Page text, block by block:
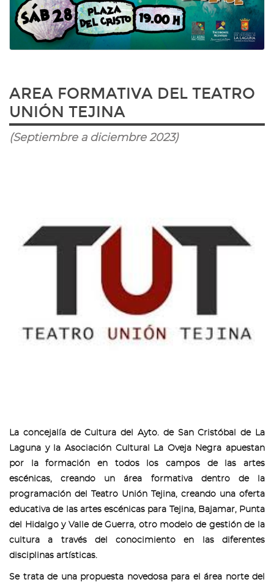
AREA FORMATIVA DEL TEATRO
UNIÓN TEJINA
(Septiembre a diciembre 2023)
La concejalía de Cultura del Ayto. de San Cristóbal de La
Laguna y la Asociación Cultural La Oveja Negra apuestan
por la formación en todos los campos de las artes
escénicas, creando un área formativa dentro de la
programación del Teatro Unión Tejina, creando una oferta
educativa de las artes escénicas para Tejina, Bajamar, Punta
del Hidalgo y Valle de Guerra, otro modelo de gestión de la
cultura a través del conocimiento en las diferentes
disciplinas artísticas.
Se trata de una propuesta novedosa para el área norte del